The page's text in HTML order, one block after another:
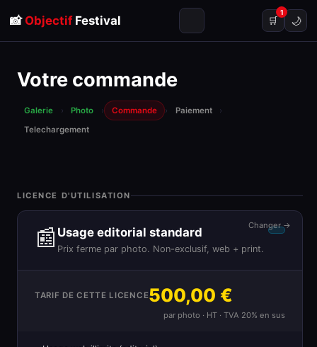
📸 ObjectifFestival 🛒
1
🌙
Votre commande
Galerie › Photo › Commande › Paiement
›
Telechargement
LICENCE D'UTILISATION
📰 Usage editorial standard
Prix ferme par photo. Non-exclusif, web + print.
Changer →
TARIF DE CETTE LICENCE500,00 €
par photo · HT · TVA 20% en sus